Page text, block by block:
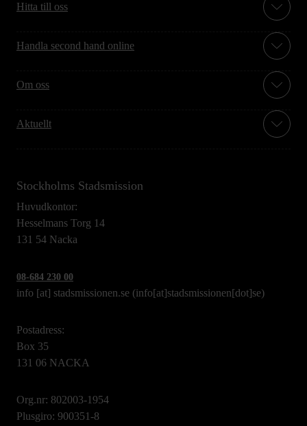
Hitta till oss
Handla second hand online
Om oss
Aktuellt
Stockholms Stadsmission
Huvudkontor:
Hesselmans Torg 14
131 54 Nacka
08-684 230 00
info [at] stadsmissionen.se (info[at]stadsmissionen[dot]se)
Postadress:
Box 35
131 06 NACKA
Org.nr: 802003-1954
Plusgiro: 900351-8